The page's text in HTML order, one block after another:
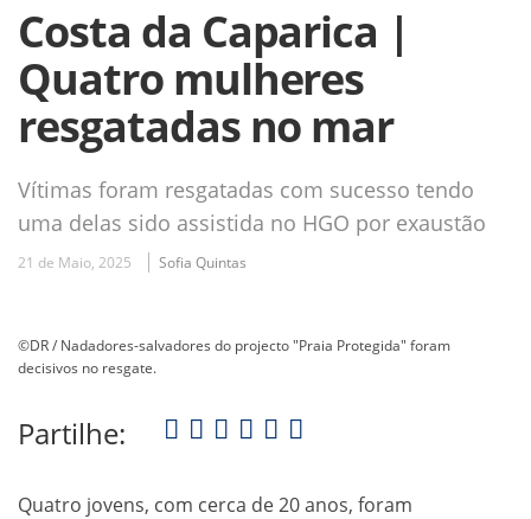
Costa da Caparica |
Quatro mulheres
resgatadas no mar
Vítimas foram resgatadas com sucesso tendo
uma delas sido assistida no HGO por exaustão
21 de Maio, 2025 Sofia Quintas
©DR / Nadadores-salvadores do projecto "Praia Protegida" foram
decisivos no resgate.
Partilhe:
Quatro jovens, com cerca de 20 anos, foram